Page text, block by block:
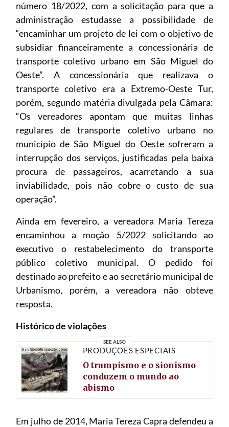
número 18/2022, com a solicitação para que a
administração estudasse a possibilidade de
“encaminhar um projeto de lei com o objetivo de
subsidiar financeiramente a concessionária de
transporte coletivo urbano em São Miguel do
Oeste”. A concessionária que realizava o
transporte coletivo era a Extremo-Oeste Tur,
porém, segundo matéria divulgada pela Câmara:
“Os vereadores apontam que muitas linhas
regulares de transporte coletivo urbano no
município de São Miguel do Oeste sofreram a
interrupção dos serviços, justificadas pela baixa
procura de passageiros, acarretando a sua
inviabilidade, pois não cobre o custo de sua
operação”.
Ainda em fevereiro, a vereadora Maria Tereza
encaminhou a moção 5/2022 solicitando ao
executivo o restabelecimento do transporte
público coletivo municipal. O pedido foi
destinado ao prefeito e ao secretário municipal de
Urbanismo, porém, a vereadora não obteve
resposta.
Histórico de violações
SEE ALSO
PRODUÇÕES ESPECIAIS
O trumpismo e o sionismo
conduzem o mundo ao
abismo
Em julho de 2014, Maria Tereza Capra defendeu a